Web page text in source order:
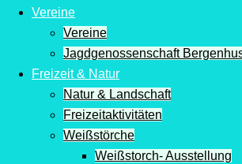
Vereine
Vereine
Jagdgenossenschaft
Freizeit & Natur
Natur & Landschaft
Freizeitaktivitäten
Weißstörche
Weißstorch- Ausstellung